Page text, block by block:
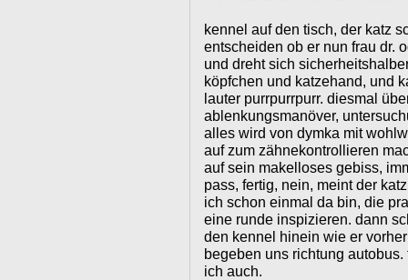
kennel auf den tisch, der katz
entscheiden ob er nun frau dr.
und dreht sich
köpfchen und katzehand, und
lauter purrpurrpurr. diesmal
ablenkungsmanöver,
alles wird von dymka mit
auf zum zähnekontrollieren
auf sein makelloses gebiss,
pass, fertig, nein, meint der
ich schon einmal da bin, die
eine runde inspizieren. dann
den kennel hinein wie er
begeben uns richtung
ich auch.